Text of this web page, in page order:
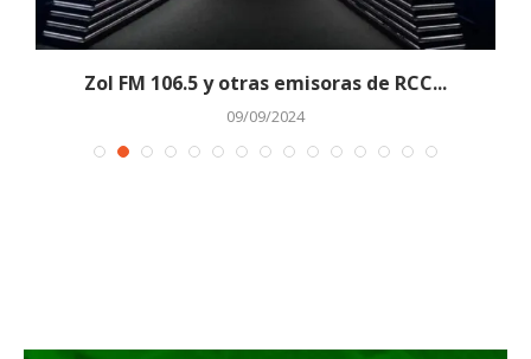
Zol FM 106.5 y otras emisoras de RCC...
09/09/2024